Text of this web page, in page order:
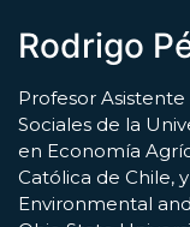
Rodrigo
Profesor
Sociales de la
en Economía
Católica de Chile,
Environmental